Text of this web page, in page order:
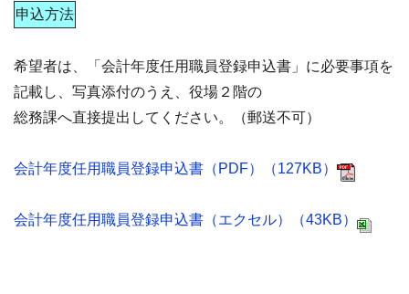
申込方法
希望者は、「会計年度任用職員登録申込書」に必要事項を
記載し、写真添付のうえ、役場２階の
総務課へ直接提出してください。（郵送不可）
会計年度任用職員登録申込書（PDF）（127KB）
会計年度任用職員登録申込書（エクセル）（43KB）